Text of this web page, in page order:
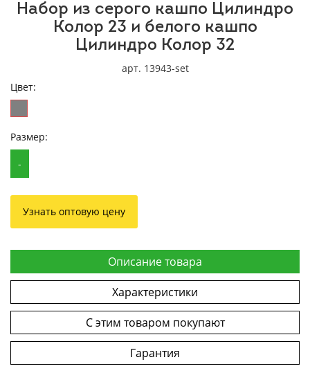
Набор из серого кашпо Цилиндро
Колор 23 и белого кашпо
Цилиндро Колор 32
арт. 13943-set
Цвет:
Размер:
-
Узнать оптовую цену
Описание товара
Характеристики
С этим товаром покупают
Гарантия